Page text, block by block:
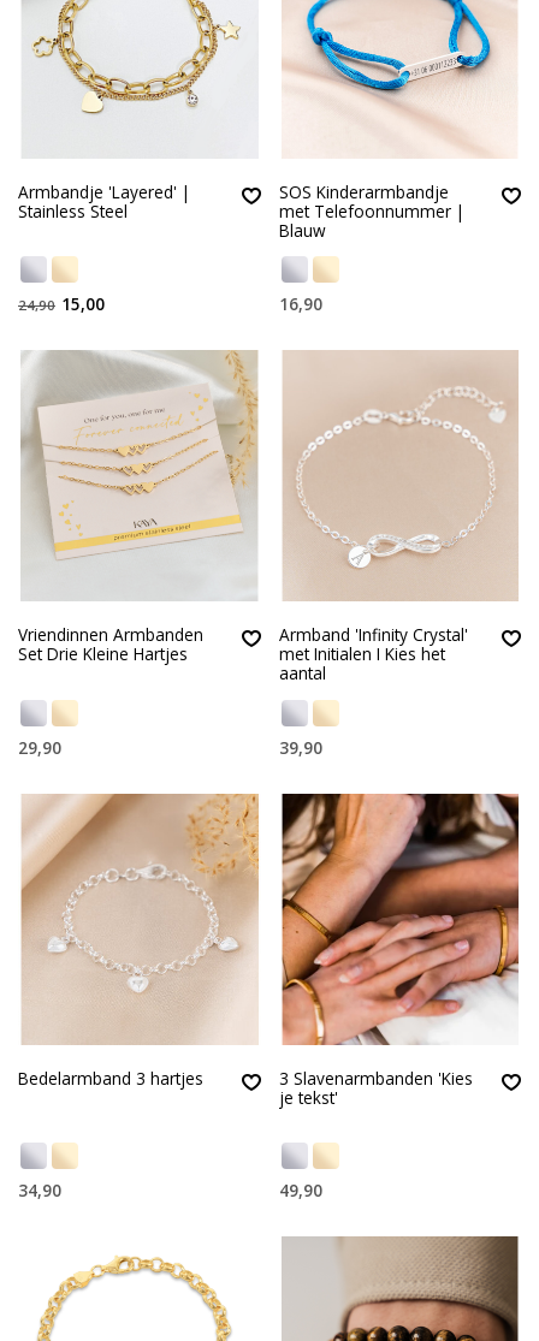
Armbandje 'Layered' |
Stainless Steel
24,90 15,00
SOS Kinderarmbandje
met Telefoonnummer |
Blauw
16,90
Vriendinnen Armbanden
Set Drie Kleine Hartjes
29,90
Armband 'Infinity Crystal'
met Initialen I Kies het
aantal
39,90
Bedelarmband 3 hartjes
34,90
3 Slavenarmbanden 'Kies
je tekst'
49,90